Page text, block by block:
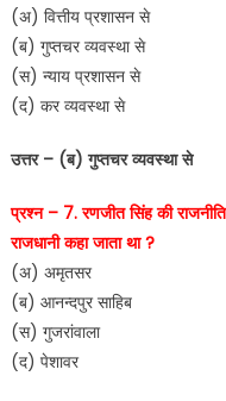
(अ) वित्तीय प्रशासन से
(ब) गुप्तचर व्यवस्था से
(स) न्याय प्रशासन से
(द) कर व्यवस्था से
उत्तर – (ब) गुप्तचर व्यवस्था से
प्रश्न – 7. रणजीत सिंह की
राजधानी कहा जाता था ?
(अ) अमृतसर
(ब) आनन्दपुर साहिब
(स) गुजरांवाला
(द) पेशावर